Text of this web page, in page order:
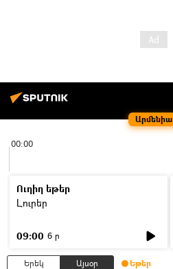
Արմենիա
00:00
Ուղիղ եթեր
Լուրեր
09:00 6 ր
Երեկ Այսօր Եթեր